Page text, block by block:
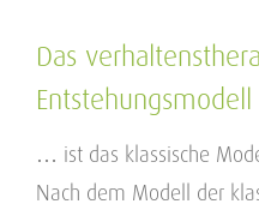
Das
Entstehungsmodell
… ist das klassische
Nach dem Modell der